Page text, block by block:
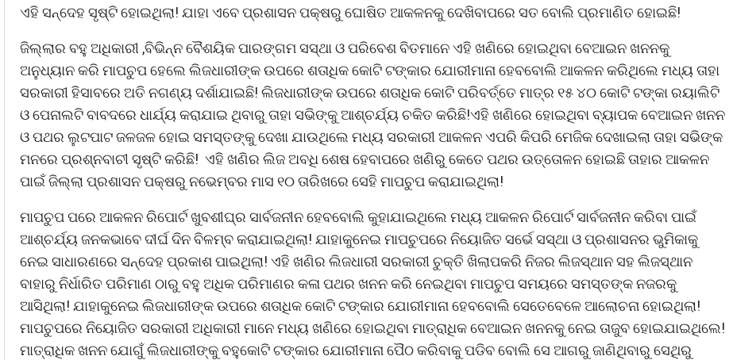
ଏହି ସନ୍ଦେହ ସୃଷ୍ଟି ହୋଇଥିଲା! ଯାହା ଏବେ ପ୍ରଶାସନ ପକ୍ଷରୁ ଘୋଷିତ ଆକଳନକୁ ଦେଖିବାପରେ ସତ ବୋଲି ପ୍ରମାଣିତ ହୋଇଛି!
ଜିଲ୍ଲାର ବହୁ ଅଧିକାରୀ ,ବିଭିନ୍ନ ବୈଶୟିକ ପାରଙ୍ଗମ ସସ୍ଥା ଓ ପରିବେଶ ବିତମାନେ ଏହି ଖଣିରେ ହୋଇଥିବା ବେଆଇନ ଖନନକୁ
ଅନୁଧ୍ୟାନ କରି ମାପଚୁପ ହେଲେ ଲିଜଧାରୀଙ୍କ ଉପରେ ଶତାଧିକ କୋଟି ଟଙ୍କାର ଯୋରୀମାନା ହେବବୋଲି ଆକଳନ କରିଥିଲେ ମଧ୍ୟ ତାହା
ସରକାରୀ ହିସାବରେ ଅତି ନଗଣ୍ୟ ଦର୍ଶାଯାଇଛି! ଲିଜଧାରୀଙ୍କ ଉପରେ ଶତାଧିକ କୋଟି ପରିବର୍ତ୍ତେ ମାତ୍ର ୧୫ ୪୦ କୋଟି ଟଙ୍କା ରୟାଲିଟି
ଓ ପେନାଲଟି ବାବଦରେ ଧାର୍ଯ୍ୟ କରାଯାଇ ଥିବାରୁ ତାହା ସଭିଙ୍କୁ ଆଶ୍ଚର୍ଯ୍ୟ ଚକିତ କରିଛି!ଏହି ଖଣିରେ ହୋଇଥିବା ବ୍ୟାପକ ବେଆଇନ ଖନନ
ଓ ପଥର ଲୁଟପାଟ ଜଳଜଳ ହୋଇ ସମସ୍ତଙ୍କୁ ଦେଖା ଯାଉଥିଲେ ମଧ୍ୟ ସରକାରୀ ଆକଳନ ଏପରି କିପରି ମେଜିକ ଦେଖାଇଲା ତାହା ସଭିଙ୍କ
ମନରେ ପ୍ରଶ୍ନବାଚୀ ସୃଷ୍ଟି କରିଛି! ଏହି ଖଣିର ଲିଜ ଅବଧି ଶେଷ ହେବାପରେ ଖଣିରୁ କେତେ ପଥର ଉତ୍ତୋଳନ ହୋଇଛି ତାହାର ଆକଳନ
ପାଇଁ ଜିଲ୍ଲା ପ୍ରଶାସନ ପକ୍ଷରୁ ନଭେମ୍ବର ମାସ ୧୦ ତାରିଖରେ ସେହି ମାପଚୁପ କରାଯାଇଥିଲା!
ମାପଚୁପ ପରେ ଆକଳନ ରିପୋର୍ଟ ଖୁବଶୀଘ୍ର ସାର୍ବଜନୀନ ହେବବୋଲି କୁହାଯାଇଥିଲେ ମଧ୍ୟ ଆକଳନ ରିପୋର୍ଟ ସାର୍ବଜନୀନ କରିବା ପାଇଁ
ଆଶ୍ଚର୍ଯ୍ୟ ଜନକଭାବେ ଦୀର୍ଘ ଦିନ ବିଳମ୍ବ କରାଯାଇଥିଲା! ଯାହାକୁନେଇ ମାପଚୁପରେ ନିୟୋଜିତ ସର୍ଭେ ସସ୍ଥା ଓ ପ୍ରଶାସନର ଭୁମିକାକୁ
ନେଇ ସାଧାରଣରେ ସନ୍ଦେହ ପ୍ରକାଶ ପାଇଥିଲା! ଏହି ଖଣିର ଲିଜଧାରୀ ସରକାରୀ ଚୁକ୍ତି ଖିଲାପକରି ନିଜର ଲିଜସ୍ଥାନ ସହ ଲିଜସ୍ଥାନ
ବାହାରୁ ନିର୍ଧାରିତ ପରିମାଣ ଠାରୁ ବହୁ ଅଧିକ ପରିମାଣର କଳା ପଥର ଖନନ କରି ନେଇଥିବା ମାପଚୁପ ସମୟରେ ସମସ୍ତଙ୍କ ନଜରକୁ
ଆସିଥିଲା! ଯାହାକୁନେଇ ଲିଜଧାରୀଙ୍କ ଉପରେ ଶତାଧିକ କୋଟି ଟଙ୍କାର ଯୋରୀମାନା ହେବବୋଲି ସେତେବେଳେ ଆଲୋଚନା ହୋଇଥିଲା!
ମାପଚୁପରେ ନିୟୋଜିତ ସରକାରୀ ଅଧିକାରୀ ମାନେ ମଧ୍ୟ ଖଣିରେ ହୋଇଥିବା ମାତ୍ରାଧିକ ବେଆଇନ ଖନନକୁ ନେଇ ତାଜୁବ ହୋଇଯାଇଥିଲେ!
ମାତ୍ରାଧିକ ଖନନ ଯୋଗୁଁ ଲିଜଧାରୀଙ୍କୁ ବହୁକୋଟି ଟଙ୍କାର ଯୋରୀମାନା ପୈଠ କରିବାକୁ ପଡିବ ବୋଲି ସେ ଆଗରୁ ଜାଣିଥିବାରୁ ସେଥିରୁ